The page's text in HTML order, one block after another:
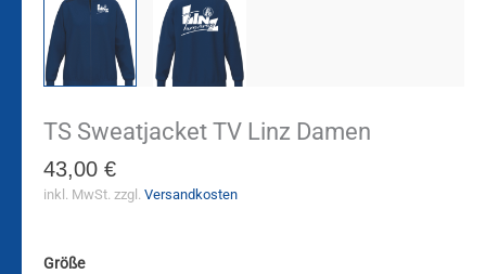
TS Sweatjacket TV Linz Damen
43,00 €
inkl. MwSt. zzgl. Versandkosten
Größe